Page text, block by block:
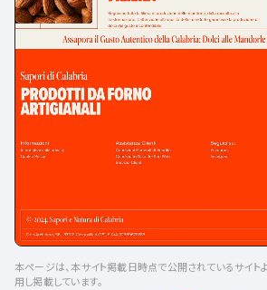
本ページは、本サイト掲載日時点で公開されているサイト
用し掲載しています。